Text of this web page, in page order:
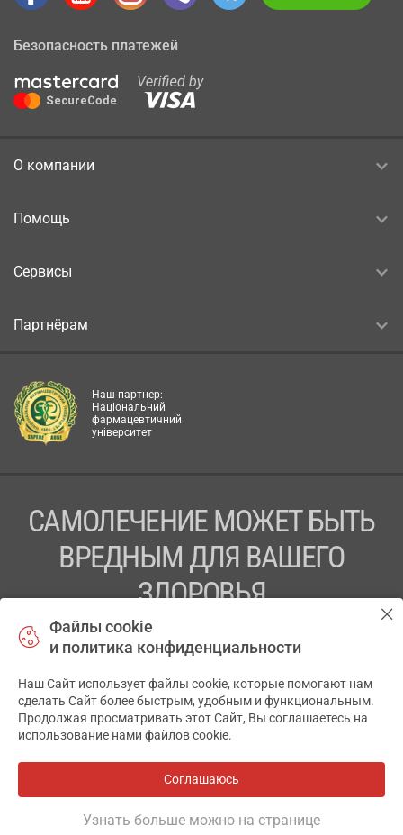
Безопасность платежей
О компании
Помощь
Сервисы
Партнёрам
Наш партнер:
Національний
фармацевтичний
університет
САМОЛЕЧЕНИЕ МОЖЕТ БЫТЬ
ВРЕДНЫМ ДЛЯ ВАШЕГО
ЗДОРОВЬЯ
ПЕРЕД ПРИМЕНЕНИЕМ ПРЕПАРАТА
ПРОКОНСУЛЬТИРУЙТЕСЬ С ВРАЧОМ
ТОВ «АПТЕКА 911.ЮА» Код ЄДРПОУ 43631965.
Отказ от ответственности
АПТЕКА911.ЮА
Файлы cookie
и политика конфиденциальности
Наш Сайт использует файлы cookie, которые помогают нам
сделать Сайт более быстрым, удобным и функциональным.
Продолжая просматривать этот Сайт, Вы соглашаетесь на
использование нами файлов cookie.
Соглашаюсь
Узнать больше можно на странице
✕